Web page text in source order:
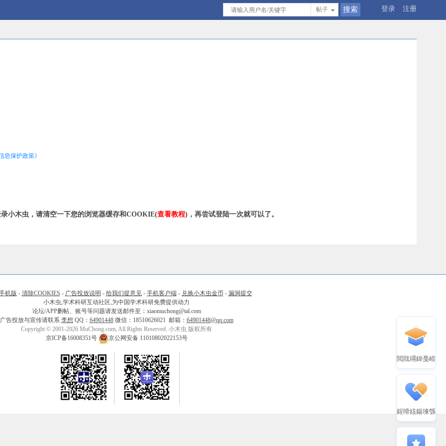
登录 注册
帖子
息保护政策》
小木虫，请清空一下您的浏览器缓存和COOKIE(查看教程)，再尝试登陆一次就可以了。
机版 - 清除COOKIES - 广告投放说明 - 给我们提意见- 手机客户端- 兑换小木虫金币 - 漏洞提交
小木虫,学术科研互动社区,为中国学术科研免费提供动力
论坛/APP删帖、账号等问题请发送邮件至：xiaomuchong@tal.com
广告投放与宣传请联系 李想 QQ： 64901448微信：18510626021 邮箱： 64901448@qq.com
Copyright © 2001-2026 MuChong.com, All Rights Reserved. 小木虫 版权所有
京ICP备16008351号
京公网安备 11010802022153号
閲戝竵鍏戞崲
鍟嗗姟鍚堜綔